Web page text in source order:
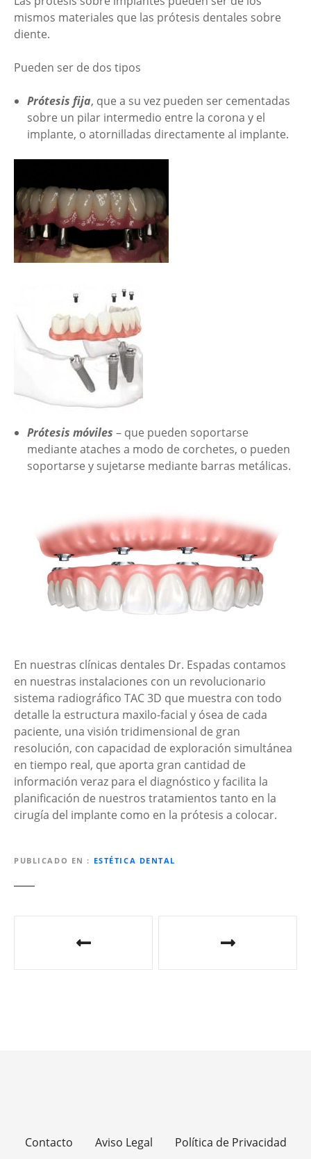
mismos materiales que las prótesis dentales sobre
diente.
Pueden ser de dos tipos
Prótesis fija, que a su vez pueden ser cementadas
sobre un pilar intermedio entre la corona y el
implante, o atornilladas directamente al implante.
Prótesis móviles – que pueden soportarse
mediante ataches a modo de corchetes, o pueden
soportarse y sujetarse mediante barras metálicas.
En nuestras clínicas dentales Dr. Espadas contamos
en nuestras instalaciones con un revolucionario
sistema radiográfico TAC 3D que muestra con todo
detalle la estructura maxilo-facial y ósea de cada
paciente, una visión tridimensional de gran
resolución, con capacidad de exploración simultánea
en tiempo real, que aporta gran cantidad de
información veraz para el diagnóstico y facilita la
planificación de nuestros tratamientos tanto en la
cirugía del implante como en la prótesis a colocar.
PUBLICADO EN ESTÉTICA DENTAL
Contacto Aviso Legal Política de Privacidad